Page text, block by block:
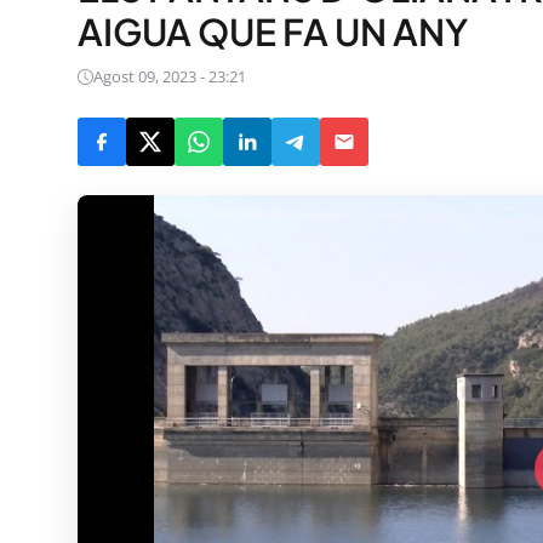
AIGUA QUE FA UN ANY
Agost 09, 2023 - 23:21